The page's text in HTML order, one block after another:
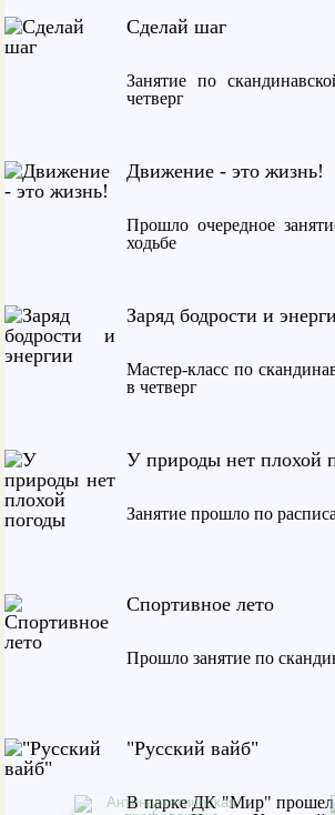
Сделай шаг
Занятие по
четверг
Движение - это жизнь!
Прошло очередное
ходьбе
Заряд бодрости и
Мастер-класс по
в четверг
У природы нет плохой
Занятие прошло по
Спортивное лето
Прошло занятие по
"Русский вайб"
В парке ДК "Мир" прошел